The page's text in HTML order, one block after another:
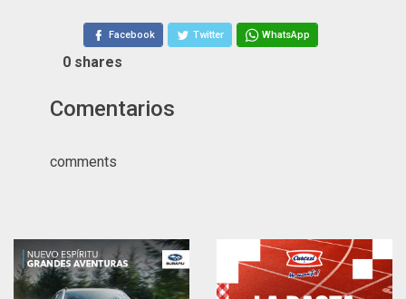
Facebook Twitter WhatsApp
0 shares
Comentarios
comments